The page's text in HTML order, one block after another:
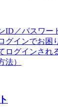
ID／パスワー
グインでお困
ログインされ
法）